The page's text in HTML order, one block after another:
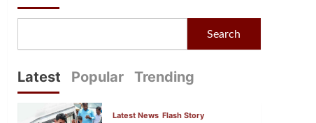
Search
Latest Popular Trending
Latest News Flash Story